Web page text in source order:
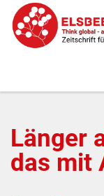
Seitenbereiche:
Zum
Inhalt
Hauptnavigation
Footernavigation
Länger
das mit